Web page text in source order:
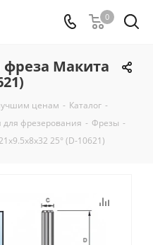
0
фреза Макита
ценам - Каталог -
для фрезерования - Фрезы -
25° (D-10621)